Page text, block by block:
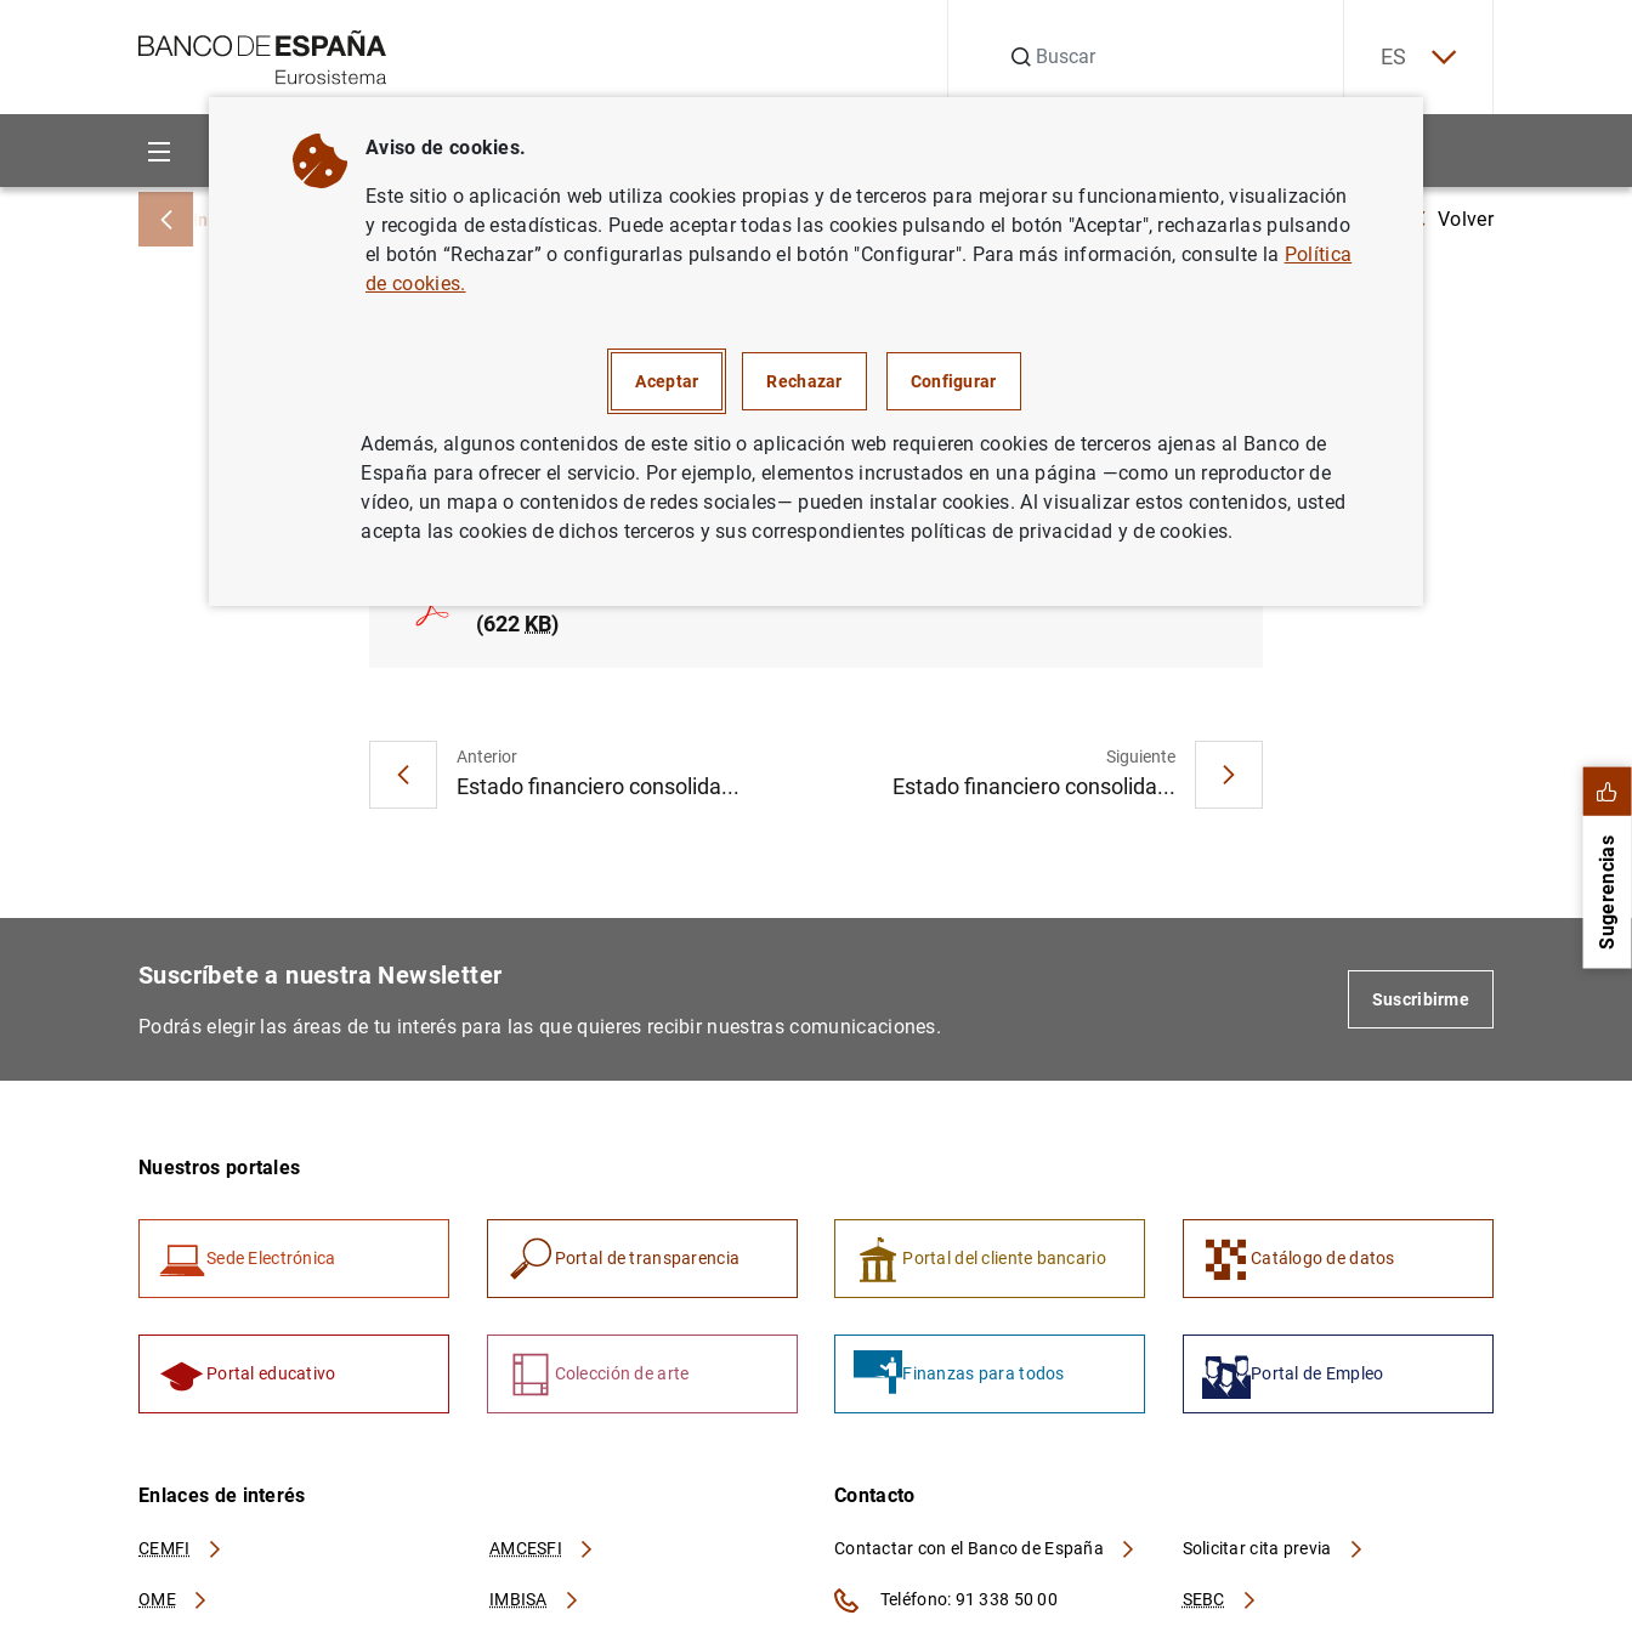
ES
Sobre el Banco Áreas de actuación
Inicio Noticias y eventos Noticias del Banco Central Europeo Notas de prensa del Banco Central Europeo Estadísticas de emisiones de valores de la zona del euro: Enero de
Volver
del euro: Enero de 2013
SITUACIÓN ECONÓMICA
(622 KB)
Anterior
Estado financiero consolida...
Siguiente
Estado financiero consolida...
Sugerencias
Suscríbete a nuestra Newsletter
Podrás elegir las áreas de tu interés para las que quieres recibir nuestras comunicaciones.
Suscribirme
Nuestros portales
Sede Electrónica Portal de transparencia Portal del cliente bancario Catálogo de datos
Portal educativo Colección de arte Finanzas para todos Portal de Empleo
Enlaces de interés
CEMFI AMCESFI
OME IMBISA
Contacto
Contactar con el Banco de España
SEBC
Solicitar cita previa
Teléfono: 91 338 50 00
Aviso de cookies.
Este sitio o aplicación web utiliza cookies propias y de terceros para mejorar su funcionamiento, visualización
y recogida de estadísticas. Puede aceptar todas las cookies pulsando el botón "Aceptar", rechazarlas pulsando
el botón “Rechazar” o configurarlas pulsando el botón "Configurar". Para más información, consulte la Política
de cookies.
Aceptar Rechazar Configurar
Además, algunos contenidos de este sitio o aplicación web requieren cookies de terceros ajenas al Banco de
España para ofrecer el servicio. Por ejemplo, elementos incrustados en una página —como un reproductor de
vídeo, un mapa o contenidos de redes sociales— pueden instalar cookies. Al visualizar estos contenidos, usted
acepta las cookies de dichos terceros y sus correspondientes políticas de privacidad y de cookies.